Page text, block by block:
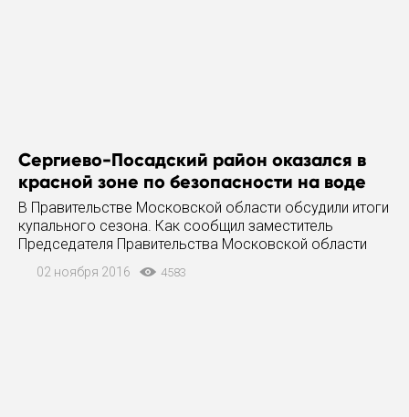
Сергиево-Посадский район оказался в
красной зоне по безопасности на воде
В Правительстве Московской области обсудили итоги
купального сезона. Как сообщил заместитель
Председателя Правительства Московской области
Дмитрий Пестов, 2 ноября в ходе заседания
региональной КЧС (Комиссии по предупреждению и
02 ноября 2016 4583